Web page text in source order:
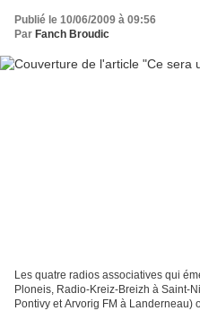
Publié le 10/06/2009 à 09:56
Par Fanch Broudic
Les quatre radios associatives qui
Ploneis, Radio-Kreiz-Breizh à Saint-
Pontivy et Arvorig FM à Landerneau)